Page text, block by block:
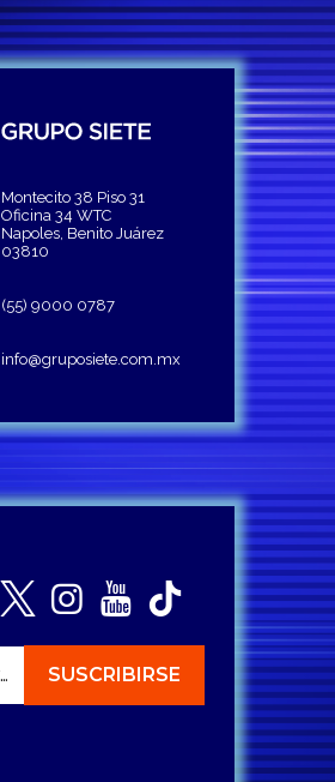
Montecito 38 Piso 31
Oficina 34 WTC
Napoles, Benito Juárez
03810
(55) 9000 0787
info@gruposiete.com.mx